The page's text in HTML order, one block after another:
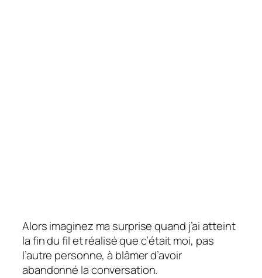
Alors imaginez ma surprise quand j’ai atteint
la fin du fil et réalisé que c’étaitmoi, pas
l’autre personne, à blâmer d’avoir
abandonné la conversation.